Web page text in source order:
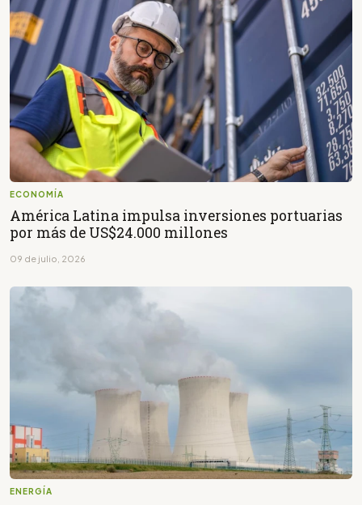
ECONOMÍA
América Latina impulsa inversiones portuarias
por más de US$24.000 millones
09 de julio, 2026
ENERGÍA